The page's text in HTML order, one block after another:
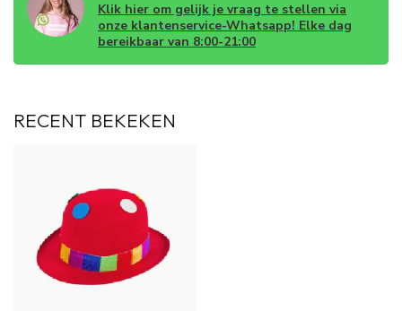
Klik hier om gelijk je vraag te stellen via
onze klantenservice-Whatsapp! Elke dag
bereikbaar van 8:00-21:00
RECENT BEKEKEN